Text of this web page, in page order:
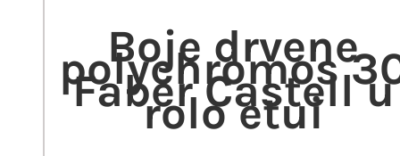
Boje drvene
polychromos
Faber Castell u
rolo etui